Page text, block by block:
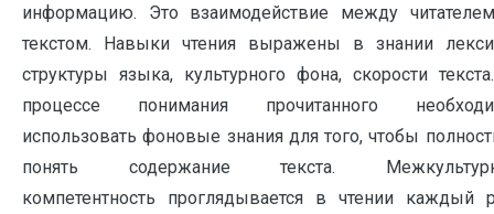
информацию. Это взаимодействие между
текстом. Навыки чтения выражены в знании
структуры языка, культурного фона, скорости
процессе понимания прочитанного
использовать фоновые знания для того, чтобы
понять содержание текста.
компетентность проглядывается в чтении каждый